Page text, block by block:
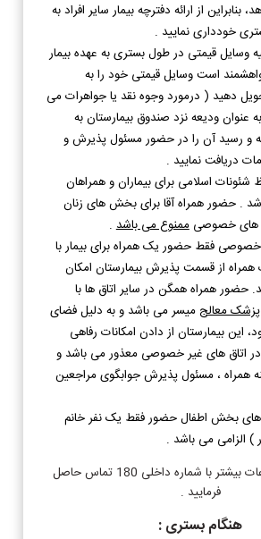
بنابراین از ارائه دفترچه بیمار سایر افراد به
خودداری نمایید .
وسایل قیمتی در طول بستری به عهده بیمار
است وسایل قیمتی خود را به
دهید ( درمورد وجوه نقد یا جواهرات می
عنوان ودیعه نزد صندوق بیمارستان به
و رسید آن را در حضور مسئول پذیرش و
دریافت نمایید .
اسلامی برای بیماران و همراهان
. حضور همراه آقا برای بخش های زنان
های خصوصیممنوع می باشد.
خصوصی فقط حضور یک همراه برای بیمار با
همراه از قسمت پذیرش بیمارستان امکان
حضور همراه همگن در سایر اتاق ها با
معالج میسر می باشد و به دلیل فضای
این بیمارستان از دادن امکانات رفاهی
اتاق های غیر خصوصی معذور می باشد و
همراه ، مسئول پذیرش جوابگوی مراجعین
های بخش اطفال حضور فقط یک نفر خانم
) الزامی می باشد .
جهت دریافت اطلاعات بیشتر با شماره داخلی 180 تماس حاصل
فرمایید .
هنگام بستری :